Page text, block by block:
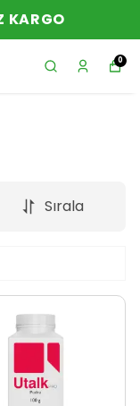
KARGO
0
Sırala